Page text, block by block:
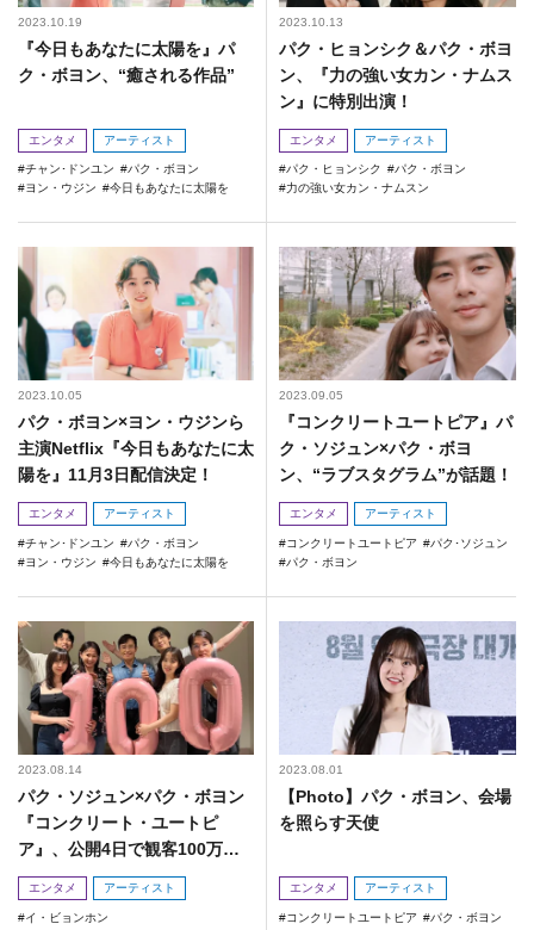
2023.10.19
『今日もあなたに太陽を』パ
ク・ボヨン、“癒される作品”
エンタメ アーティスト
チャン･ドンユン
パク・ボヨン
ヨン・ウジン
今日もあなたに太陽を
2023.10.13
パク・ヒョンシク＆パク・ボヨ
ン、『力の強い女カン・ナムス
ン』に特別出演！
エンタメ アーティスト
パク・ヒョンシク
パク・ボヨン
力の強い女カン・ナムスン
2023.10.05
パク・ボヨン×ヨン・ウジンら
主演Netflix『今日もあなたに太
陽を』11月3日配信決定！
エンタメ アーティスト
チャン･ドンユン
パク・ボヨン
ヨン・ウジン
今日もあなたに太陽を
2023.09.05
『コンクリートユートピア』パ
ク・ソジュン×パク・ボヨ
ン、“ラブスタグラム”が話題！
エンタメ アーティスト
コンクリートユートピア
パク･ソジュン
パク・ボヨン
2023.08.14
パク・ソジュン×パク・ボヨン
『コンクリート・ユートピ
ア』、公開4日で観客100万人
突破！
エンタメ アーティスト
イ・ビョンホン
2023.08.01
【Photo】パク・ボヨン、会場
を照らす天使
エンタメ アーティスト
コンクリートユートピア パク・ボヨン